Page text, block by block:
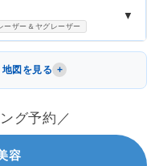
ーザー＆ヤグレーザー
▼
図を見る
グ予約／
容